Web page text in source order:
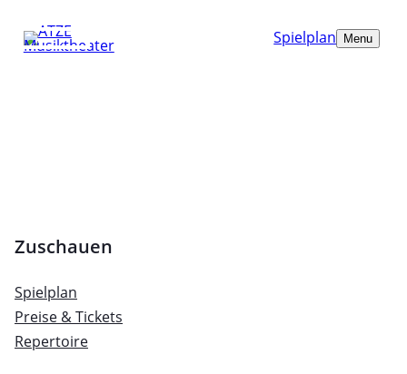
Spielplan Menu
Zuschauen
Spielplan
Preise & Tickets
Repertoire